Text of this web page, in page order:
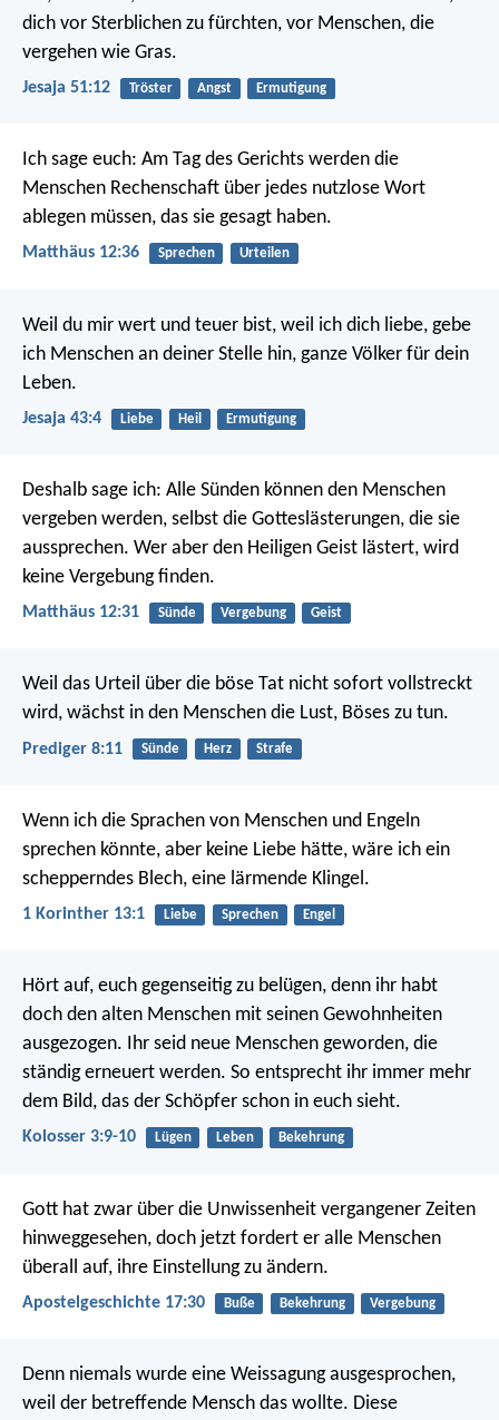
dich vor Sterblichen zu fürchten, vor Menschen, die
vergehen wie Gras.
Jesaja 51:12 Tröster Angst Ermutigung
Ich sage euch: Am Tag des Gerichts werden die
Menschen Rechenschaft über jedes nutzlose Wort
ablegen müssen, das sie gesagt haben.
Matthäus 12:36 Sprechen Urteilen
Weil du mir wert und teuer bist, weil ich dich liebe, gebe
ich Menschen an deiner Stelle hin, ganze Völker für dein
Leben.
Jesaja 43:4 Liebe Heil Ermutigung
Deshalb sage ich: Alle Sünden können den Menschen
vergeben werden, selbst die Gotteslästerungen, die sie
aussprechen. Wer aber den Heiligen Geist lästert, wird
keine Vergebung finden.
Matthäus 12:31 Sünde Vergebung Geist
Weil das Urteil über die böse Tat nicht sofort vollstreckt
wird, wächst in den Menschen die Lust, Böses zu tun.
Prediger 8:11 Sünde Herz Strafe
Wenn ich die Sprachen von Menschen und Engeln
sprechen könnte, aber keine Liebe hätte, wäre ich ein
schepperndes Blech, eine lärmende Klingel.
1 Korinther 13:1 Liebe Sprechen Engel
Hört auf, euch gegenseitig zu belügen, denn ihr habt
doch den alten Menschen mit seinen Gewohnheiten
ausgezogen. Ihr seid neue Menschen geworden, die
ständig erneuert werden. So entsprecht ihr immer mehr
dem Bild, das der Schöpfer schon in euch sieht.
Kolosser 3:9-10 Lügen Leben Bekehrung
Gott hat zwar über die Unwissenheit vergangener Zeiten
hinweggesehen, doch jetzt fordert er alle Menschen
überall auf, ihre Einstellung zu ändern.
Apostelgeschichte 17:30 Buße Bekehrung Vergebung
Denn niemals wurde eine Weissagung ausgesprochen,
weil der betreffende Mensch das wollte. Diese